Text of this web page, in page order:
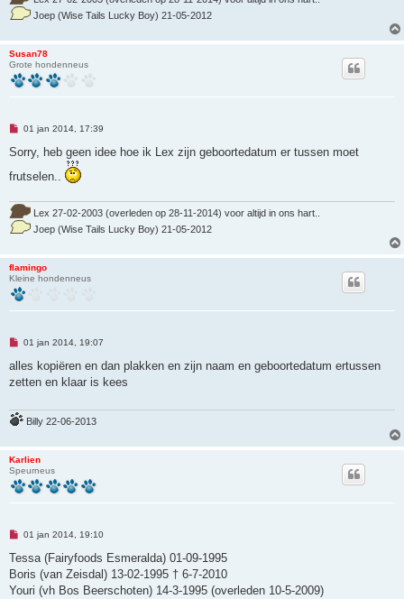
n
b
c
h
t
Joep (Wise Tails Lucky Boy) 21-05-2012
Susan78
Grote hondenneus
O
g
e
e
n
b
e
i
c
h
t
01 jan 2014, 17:39
Sorry, heb geen idee hoe ik Lex zijn geboortedatum er tussen moet
frutselen..
Lex 27-02-2003 (overleden op 28-11-2014) voor altijd in ons hart..
Joep (Wise Tails Lucky Boy) 21-05-2012
flamingo
Kleine hondenneus
O
g
l
e
e
r
i
c
h
01 jan 2014, 19:07
alles kopiëren en dan plakken en zijn naam en geboortedatum ertussen
zetten en klaar is kees
Billy 22-06-2013
Karlien
Speurneus
O
g
l
e
01 jan 2014, 19:10
Tessa (Fairyfoods Esmeralda) 01-09-1995
Boris (van Zeisdal) 13-02-1995 † 6-7-2010
Youri (vh Bos Beerschoten) 14-3-1995 (overleden 10-5-2009)